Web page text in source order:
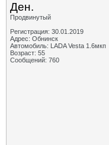
Ден.
Продвинутый
Регистрация: 30.01.2019
Адрес: Обнинск
Автомобиль: LADA Vesta 1.6мкп
Возраст: 55
Сообщений: 760